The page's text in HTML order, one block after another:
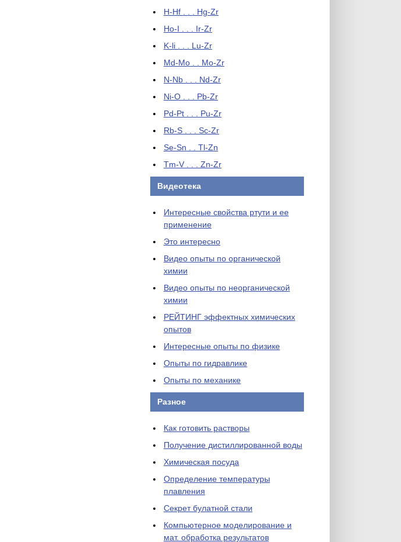
H-Hf . . . Hg-Zr
Ho-I . . . Ir-Zr
K-li . . . Lu-Zr
Md-Mo . . Mo-Zr
N-Nb . . . Nd-Zr
Ni-O . . . Pb-Zr
Pd-Pt . . . Pu-Zr
Rb-S . . . Sc-Zr
Se-Sn . . Tl-Zn
Tm-V . . . Zn-Zr
Видеотека
Интересные свойства ртути и ее
применение
Это интересно
Видео опыты по органической
химии
Видео опыты по неорганической
химии
РЕЙТИНГ эффектных химических
опытов
Интересные опыты по физике
Опыты по гидравлике
Опыты по механике
Разное
Как готовить растворы
Получение дистиллированной воды
Химическая посуда
Определение температуры
плавления
Секрет булатной стали
Компьютерное моделирование и
мат. обработка результатов